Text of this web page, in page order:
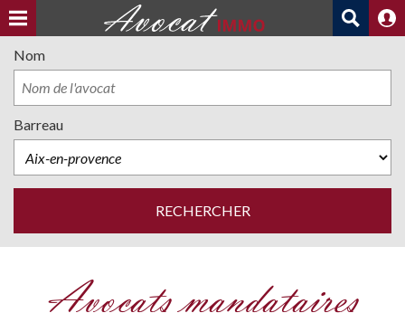
Nom
Barreau
Avocats mandataires